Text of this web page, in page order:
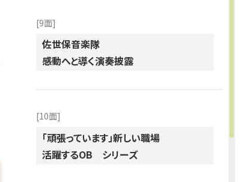
[9面]
佐世保音楽隊
感動へと導く演奏披露
[10面]
「頑張っています」新しい職場
活躍するOB シリーズ